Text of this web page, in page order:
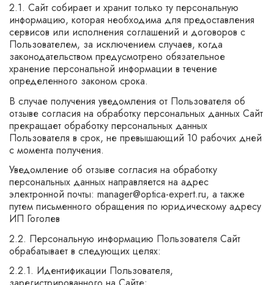
2.1. Сайт собирает и хранит только ту персональную
информацию, которая необходима для предоставления
сервисов или исполнения соглашений и договоров с
Пользователем, за исключением случаев, когда
законодательством предусмотрено обязательное
хранение персональной информации в течение
определенного законом срока.
В случае получения уведомления от Пользователя об
отзыве согласия на обработку персональных данных Сайт
прекращает обработку персональных данных
Пользователя в срок, не превышающий 10 рабочих дней
с момента получения.
Уведомление об отзыве согласия на обработку
персональных данных направляется на адрес
электронной почты: manager@optica-expert.ru, а также
путем письменного обращения по юридическому адресу
ИП Гоголев
2.2. Персональную информацию Пользователя Сайт
обрабатывает в следующих целях:
2.2.1. Идентификации Пользователя,